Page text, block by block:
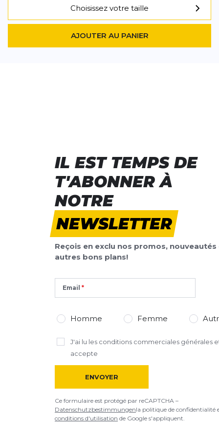
Choisissez votre taille
AJOUTER AU PANIER
IL EST TEMPS DE
T'ABONNER À
NOTRE
NEWSLETTER
Reçois en exclu nos promos, nouveautés
autres bons plans!
Email
Homme Femme
J'ai lu les conditions commerciales générales
accepte
ENVOYER
Ce formulaire est protégé par reCAPTCHA –
Datenschutzbestimmungenla politique de confidentialité
conditions d'utilisation de Google s'appliquent.